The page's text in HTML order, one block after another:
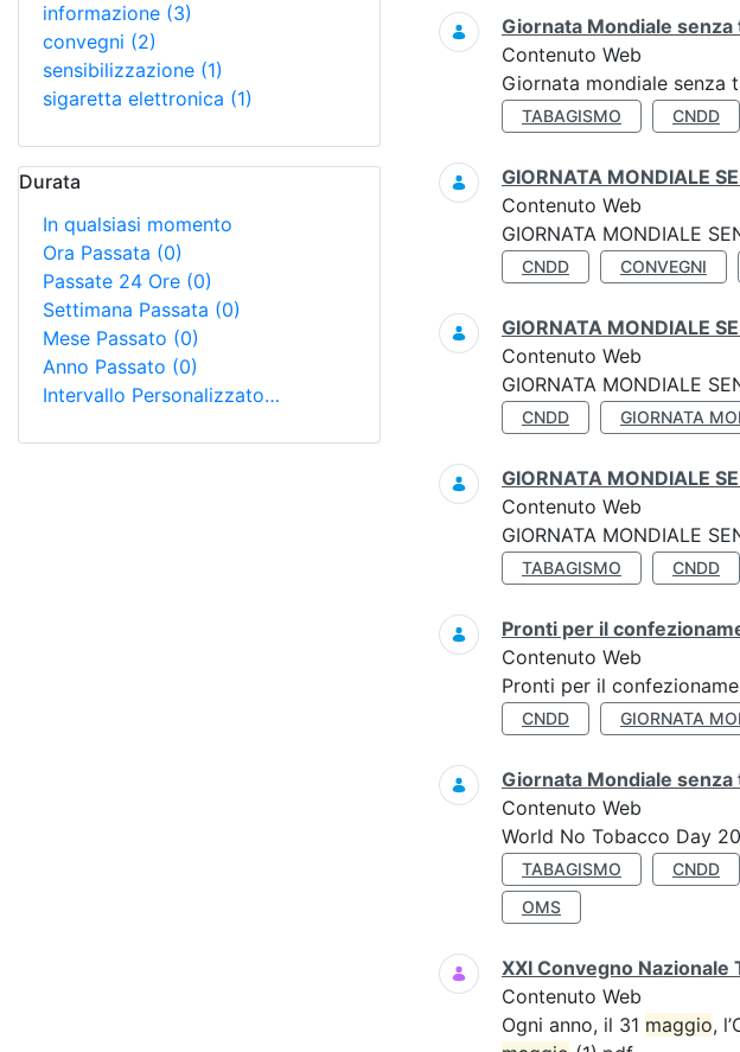
informazione (3)
convegni (2)
sensibilizzazione (1)
sigaretta elettronica (1)
Durata
In qualsiasi momento
Ora Passata (0)
Passate 24 Ore (0)
Settimana Passata (0)
Mese Passato (0)
Anno Passato (0)
Intervallo Personalizzato…
Giornata Mondiale
Contenuto Web
Giornata mondiale senza
TABAGISMO CNDD
GIORNATA MONDIALE
Contenuto Web
GIORNATA MONDIALE
CNDD CONVEGNI
GIORNATA MONDIALE
Contenuto Web
GIORNATA MONDIALE
CNDD GIORNATA
GIORNATA MONDIALE
Contenuto Web
GIORNATA MONDIALE
TABAGISMO CNDD
Pronti per il
Contenuto Web
Pronti per il
CNDD GIORNATA
Giornata Mondiale senza
Contenuto Web
World No Tobacco Day
TABAGISMO CNDD
OMS
XXI Convegno Nazionale
Contenuto Web
Ogni anno, il 31 maggio,